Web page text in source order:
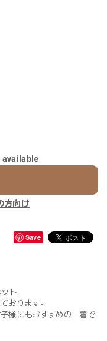
available
方向け
Save
ト。
おります。
様にもおすすめの一着で